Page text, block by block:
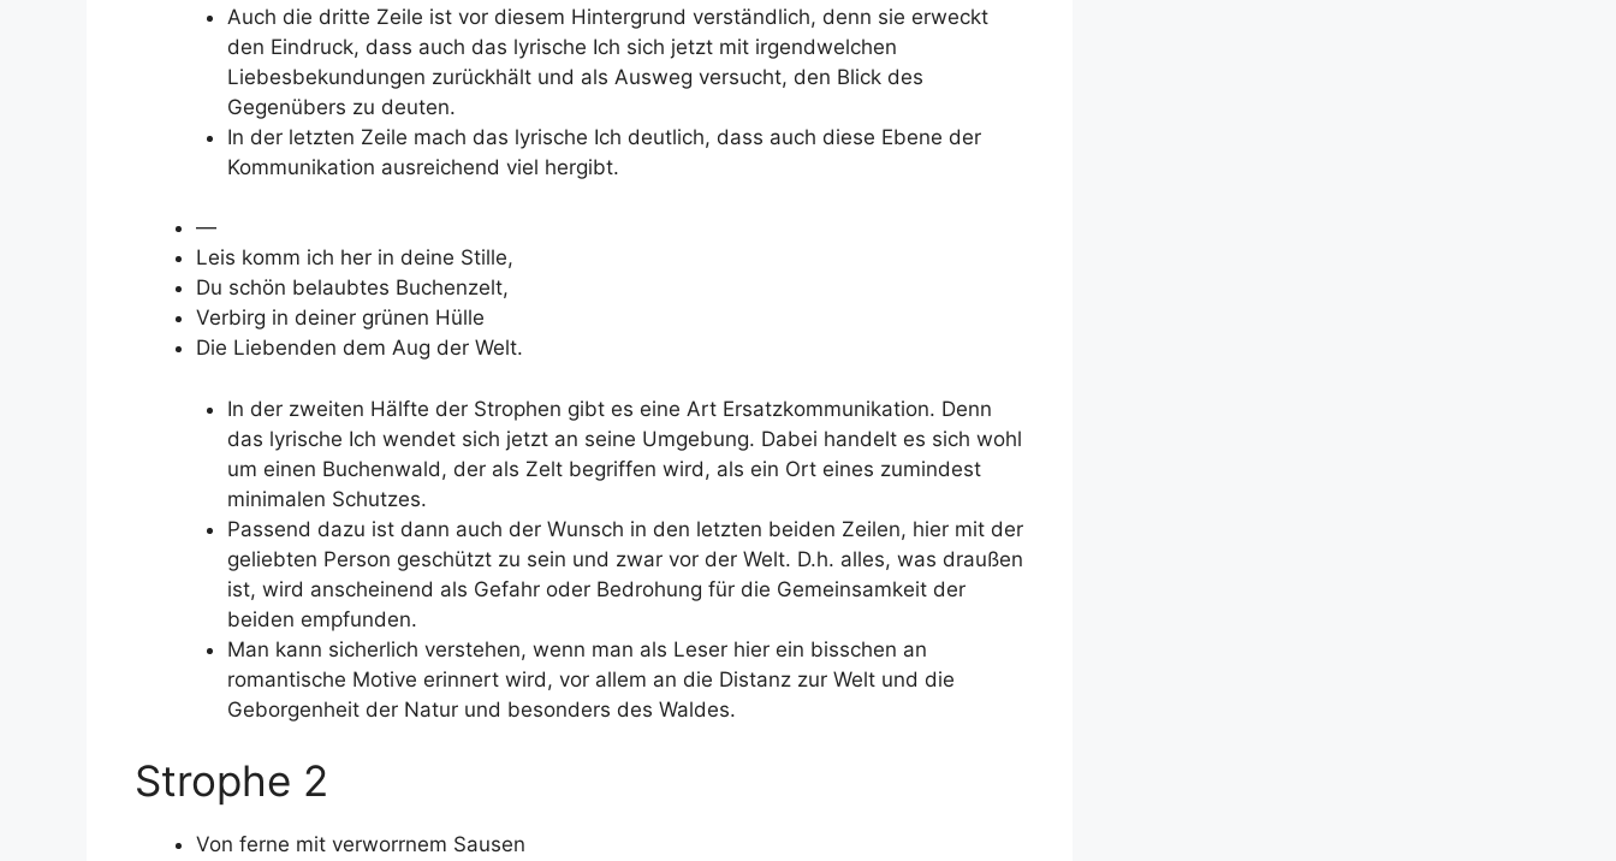
Auch die dritte Zeile ist vor diesem Hintergrund verständlich, denn sie erweckt
den Eindruck, dass auch das lyrische Ich sich jetzt mit irgendwelchen
Liebesbekundungen zurückhält und als Ausweg versucht, den Blick des
Gegenübers zu deuten.
In der letzten Zeile mach das lyrische Ich deutlich, dass auch diese Ebene der
Kommunikation ausreichend viel hergibt.
—
Leis komm ich her in deine Stille,
Du schön belaubtes Buchenzelt,
Verbirg in deiner grünen Hülle
Die Liebenden dem Aug der Welt.
In der zweiten Hälfte der Strophen gibt es eine Art Ersatzkommunikation. Denn
das lyrische Ich wendet sich jetzt an seine Umgebung. Dabei handelt es sich wohl
um einen Buchenwald, der als Zelt begriffen wird, als ein Ort eines zumindest
minimalen Schutzes.
Passend dazu ist dann auch der Wunsch in den letzten beiden Zeilen, hier mit der
geliebten Person geschützt zu sein und zwar vor der Welt. D.h. alles, was draußen
ist, wird anscheinend als Gefahr oder Bedrohung für die Gemeinsamkeit der
beiden empfunden.
Man kann sicherlich verstehen, wenn man als Leser hier ein bisschen an
romantische Motive erinnert wird, vor allem an die Distanz zur Welt und die
Geborgenheit der Natur und besonders des Waldes.
Strophe 2
Von ferne mit verworrnem Sausen